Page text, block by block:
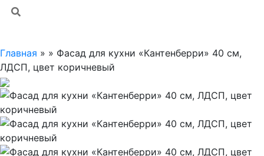
Главная » » Фасад для кухни «Кантенберри» 40 см,
ЛДСП, цвет коричневый